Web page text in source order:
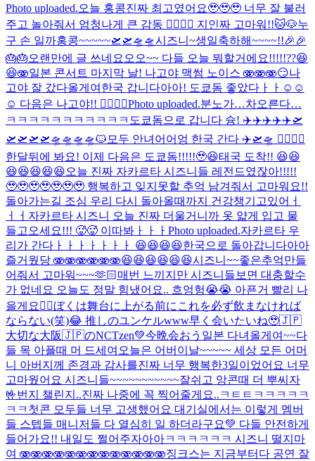
Photo uploaded.오늘 홍콩진짜 최고였어요🥹🥹🥹 너무 잘 불러
주고 놀아줘서 엄청나게 큰 감동 🙂‍↕️🙂‍↕️ 지인짜 고마워!!🐱🐶누
구 손 일까홍콩~~~~~🛫🛫🛸🛸시즈니~생일축하해~~~~!!🎉🎉
🎂🎂오랜만에 글 쓰네요오오~~ 다들 오늘 뭐할거에요!!!!!??😆
😆🫨일본 콘서트 마지막 날! 나고야 맥썸 노이스 🫨🫨🫨😏나
고야 잘 갔다올게여 한국 갑니다아아! 도쿄돔 좋았다ㅏㅏ☺️☺️
☺️ 다음은 나고야!! 🙂‍↕️🙂‍↕️Photo uploaded.분노가…차오른다…
ㅋㅋㅋㅋㅋㅋㅋㅋㅋㅋㅋ 도쿄돔으로 갑니다 슝! ✈️✈️✈️✈️✈️🛫
🛫🛫🛫🛫🛸🛸🛸🛸🐱 모두 안녀어어엉 한국 간다 ✈️🛫🛸 🙂‍↕️🙂‍↕️
한달뒤에 봐요! 이제 다음은 도쿄돔!!!!!🥹😆태국 도착!! 😆😆
😆😆😆😆😆오늘 진짜 자카르타 시즈니들 레전드였잖아!!!!!
🥹🥹🥹🥹🥹🥹🥹 행복하고 잊지못할 추억 남겨줘서 고마워요!!
돌아가는길 조심 우리 다시 돌아올때까지 건강챙기고있어ㅓ
ㅓㅓ 자카르타 시즈니 오늘 진짜 더울거니까 옷 얇게 입고 물
들고오세요!!! 🥵🥵 이따봐ㅏㅏㅏ Photo uploaded.자카르타 우
리가 간다ㅏㅏㅏㅏㅏㅏㅏ 😆😆😆😆한국으로 돌아갑니다아아
즐거웠당 🫨🫨🫨🫨🫨🫨😆😆😆😆😆😆시즈니~~좋은추억만들
어줘서 고마워~~~🫶🏻매번 느끼지만 시즈니들보면 대충할수
가 없네요 오늘도 정말 힘냈어요.. 흐엉헝😭😭 아픈거 빨리 나
을게요🙂‍↕️ぼくは舞台に上がる前にこれを必ず飲まなければ
ならない(笑)😂 推しのユンケルwww早く会いたいね🥹🇯🇵
大切な大阪🇯🇵のNCTzen💚今晩会おう 일본 다녀올게여~~다
들 목 아플때 머 드세여 오늘은 어버이날~~~~~ 세상 모든 어머
니 아버지께 존경과 감사를진짜 너무 행복한3일이었어요 너무
고마웠어요 시즈니들~~~~~~~~~~~잘쉬고 앙콘때 더 뿌씨자
🤟번지 챌린지..진짜 나중에 꼭 찍어줄게요..ㅋㅌㅌㅋㅋㅋㅋㅋ
ㅋㅋ 첫콘 모두들 너무 고생했어요 대기실에서는 이렇게 멤버
들 스텝들 매니저들 다 열심히 일 하더라구요💚 다들 안전하게
들어가요!! 내일도 쩔어주자아아ㅋㅋㅋㅋㅋㅋ 시즈니 떨지마
여 🫨🫨🫨🫨🫨🫨🫨🫨🫨🫨🫨🫨🫨징크스는 지금부터다 공연 잘